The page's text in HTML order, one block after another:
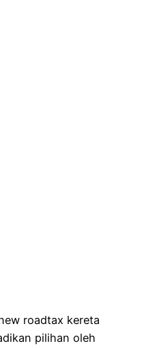
roadtax kereta
pilihan oleh